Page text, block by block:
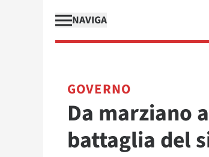
NAVIGA
GOVERNO
Da marziano
battaglia del